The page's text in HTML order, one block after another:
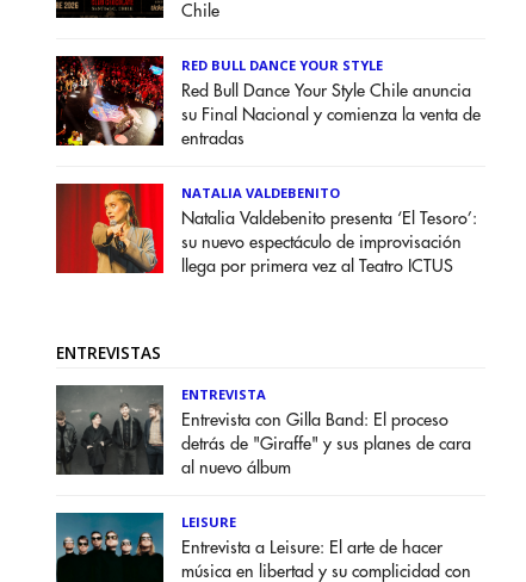
Chile
RED BULL DANCE YOUR STYLE
Red Bull Dance Your Style Chile anuncia
su Final Nacional y comienza la venta de
entradas
NATALIA VALDEBENITO
Natalia Valdebenito presenta ‘El Tesoro’:
su nuevo espectáculo de improvisación
llega por primera vez al Teatro ICTUS
ENTREVISTAS
ENTREVISTA
Entrevista con Gilla Band: El proceso
detrás de "Giraffe" y sus planes de cara
al nuevo álbum
LEISURE
Entrevista a Leisure: El arte de hacer
música en libertad y su complicidad con